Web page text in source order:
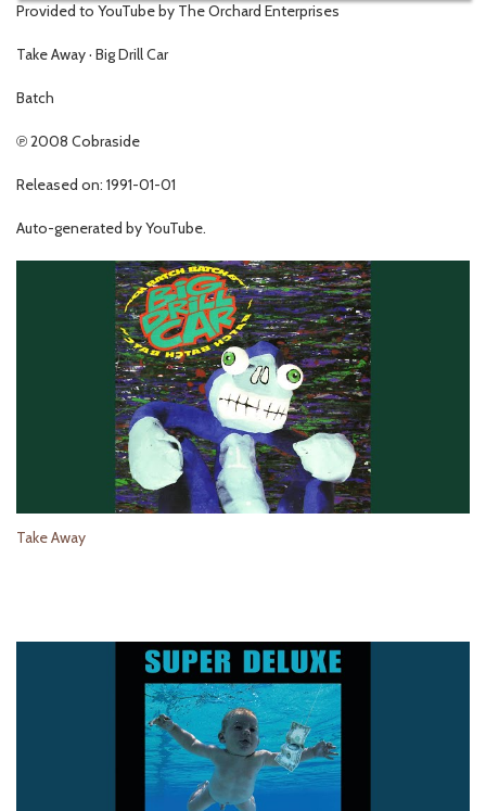
Provided to YouTube by The Orchard Enterprises
Take Away · Big Drill Car
Batch
℗ 2008 Cobraside
Released on: 1991-01-01
Auto-generated by YouTube.
Take Away